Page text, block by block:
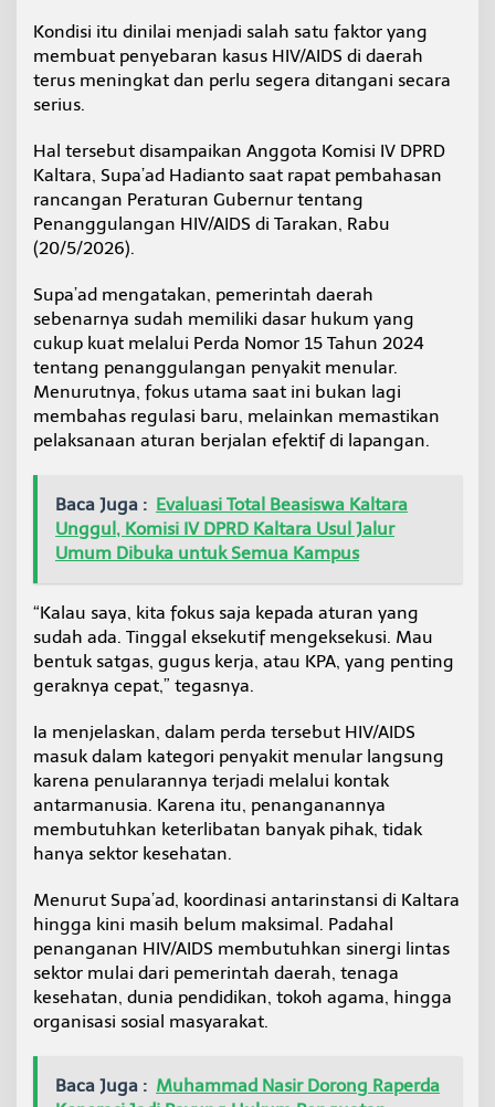
H
I
/
D
S
Kondisi itu dinilai menjadi salah satu faktor yang
membuat penyebaran kasus HIV/AIDS di daerah
terus meningkat dan perlu segera ditangani secara
serius.
Hal tersebut disampaikan Anggota Komisi IV DPRD
Kaltara, Supa’ad Hadianto saat rapat pembahasan
rancangan Peraturan Gubernur tentang
Penanggulangan HIV/AIDS di Tarakan, Rabu
(20/5/2026).
Supa’ad mengatakan, pemerintah daerah
sebenarnya sudah memiliki dasar hukum yang
cukup kuat melalui Perda Nomor 15 Tahun 2024
tentang penanggulangan penyakit menular.
Menurutnya, fokus utama saat ini bukan lagi
membahas regulasi baru, melainkan memastikan
pelaksanaan aturan berjalan efektif di lapangan.
Baca Juga : Evaluasi Total Beasiswa Kaltara
Unggul, Komisi IV DPRD Kaltara Usul Jalur
Umum Dibuka untuk Semua Kampus
“Kalau saya, kita fokus saja kepada aturan yang
sudah ada. Tinggal eksekutif mengeksekusi. Mau
bentuk satgas, gugus kerja, atau KPA, yang penting
geraknya cepat,” tegasnya.
Ia menjelaskan, dalam perda tersebut HIV/AIDS
masuk dalam kategori penyakit menular langsung
karena penularannya terjadi melalui kontak
antarmanusia. Karena itu, penanganannya
membutuhkan keterlibatan banyak pihak, tidak
hanya sektor kesehatan.
Menurut Supa’ad, koordinasi antarinstansi di Kaltara
hingga kini masih belum maksimal. Padahal
penanganan HIV/AIDS membutuhkan sinergi lintas
sektor mulai dari pemerintah daerah, tenaga
kesehatan, dunia pendidikan, tokoh agama, hingga
organisasi sosial masyarakat.
Baca Juga : Muhammad Nasir Dorong Raperda